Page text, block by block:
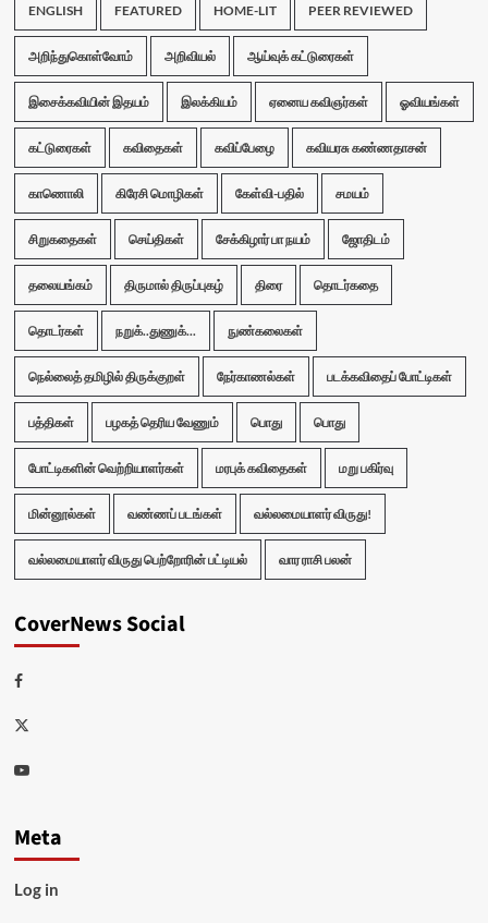
ENGLISH FEATURED HOME-LIT PEER REVIEWED
அறிந்துகொள்வோம் அறிவியல் ஆய்வுக் கட்டுரைகள்
இசைக்கவியின் இதயம் இலக்கியம் ஏனைய கவிஞர்கள் ஓவியங்கள்
கட்டுரைகள் கவிதைகள் கவிப்பேழை கவியரசு கண்ணதாசன்
காணொலி கிரேசி மொழிகள் கேள்வி-பதில் சமயம்
சிறுகதைகள் செய்திகள் சேக்கிழார் பா நயம் ஜோதிடம்
தலையங்கம் திருமால் திருப்புகழ் திரை தொடர்கதை
தொடர்கள் நறுக்..துணுக்... நுண்கலைகள்
நெல்லைத் தமிழில் திருக்குறள் நேர்காணல்கள் படக்கவிதைப் போட்டிகள்
பத்திகள் பழகத் தெரிய வேணும் பொது பொது
போட்டிகளின் வெற்றியாளர்கள் மரபுக் கவிதைகள் மறு பகிர்வு
மின்னூல்கள் வண்ணப் படங்கள் வல்லமையாளர் விருது!
வல்லமையாளர் விருது பெற்றோரின் பட்டியல் வார ராசி பலன்
CoverNews Social
Facebook
Twitter
Youtube
Meta
Log in